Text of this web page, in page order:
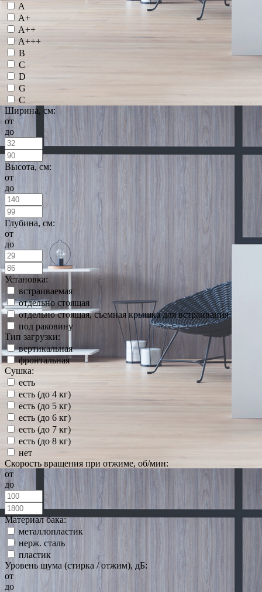
A
A+
A++
A+++
B
C
D
G
С
Ширина, см:
от
до
Высота, см:
от
до
Глубина, см:
от
до
Установка:
встраиваемая
отдельно стоящая
отдельно стоящая, съемная крышка для встраивания
под раковину
Тип загрузки:
вертикальная
фронтальная
Сушка:
есть
есть (до 4 кг)
есть (до 5 кг)
есть (до 6 кг)
есть (до 7 кг)
есть (до 8 кг)
нет
Скорость вращения при отжиме, об/мин:
от
до
Материал бака:
металлопластик
нерж. сталь
пластик
Уровень шума (стирка / отжим), дБ:
от
до